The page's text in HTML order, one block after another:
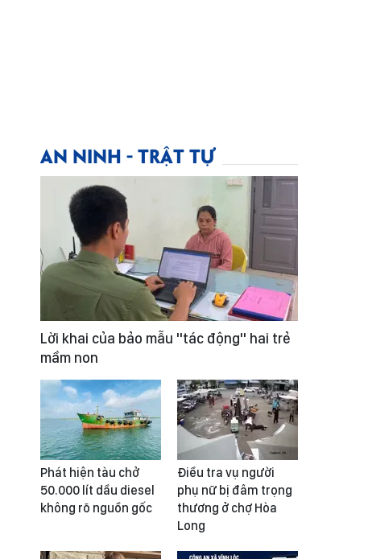
AN NINH - TRẬT TỰ
Lời khai của bảo mẫu "tác động" hai trẻ
mầm non
Phát hiện tàu chở
50.000 lít dầu diesel
không rõ nguồn gốc
Điều tra vụ người
phụ nữ bị đâm trọng
thương ở chợ Hòa
Long